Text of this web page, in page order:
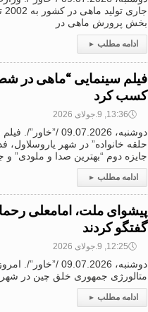
بخش پرورش ماهی در
ادامه مطلب ▸
فیلم سینمایی “ماهی در
کسب کرد
🕔13:36, 9.جولای 2026
دوشنبه،
حلقه خانواده” در شهر
جایزه دوم “بهترین صدا و ملودی” و
ادامه مطلب ▸
پیشوای ملت، امامعلی
گفتگو کردند
🕔12:25, 9.جولای 2026
متالورژی جمهوری خلق چین در
ادامه مطلب ▸